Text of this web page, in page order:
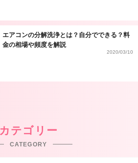
エアコンの分解洗浄とは？自分でできる？料
金の相場や頻度を解説
2020/03/10
カテゴリー
CATEGORY